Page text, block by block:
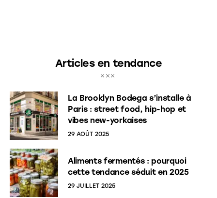
Articles en tendance
La Brooklyn Bodega s’installe à
Paris : street food, hip-hop et
vibes new-yorkaises
29 AOÛT 2025
Aliments fermentés : pourquoi
cette tendance séduit en 2025
29 JUILLET 2025